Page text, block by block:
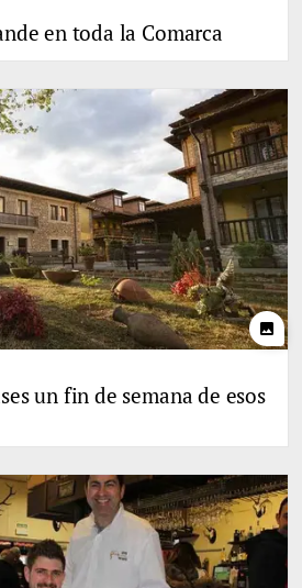
Semana Santa grande en toda la Comarca
photo
un fin de semana de esos